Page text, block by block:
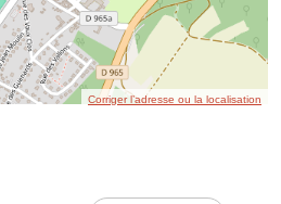
Corriger l’adresse ou la localisation